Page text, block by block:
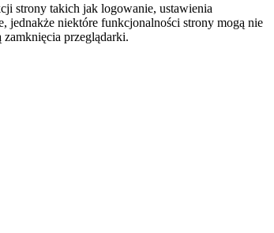
strony takich jak logowanie, ustawienia
jednakże niektóre funkcjonalności strony mogą nie
przeglądarki.